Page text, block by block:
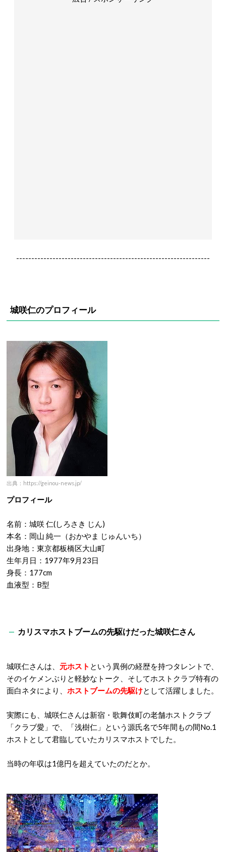
----------------------------------------------------------------
城咲仁のプロフィール
出典：https://geinou-news.jp/
プロフィール
名前：城咲 仁(しろさき じん)
本名：岡山 純一（おかやま じゅんいち）
出身地：東京都板橋区大山町
生年月日：1977年9月23日
身長：177cm
血液型：B型
カリスマホストブームの先駆けだった城咲仁さん
城咲仁さんは、 元ホスト という異例の経歴を持つタレントで、
そのイケメンぶりと軽妙なトーク、そしてホストクラブ特有の
面白ネタにより、 ホストブームの先駆けとして活躍しました。
実際にも、城咲仁さんは新宿・歌舞伎町の老舗ホストクラブ
「クラブ愛」で、「浅樹仁」という源氏名で5年間もの間No.1
ホストとして君臨していたカリスマホストでした。
当時の年収は1億円を超えていたのだとか。